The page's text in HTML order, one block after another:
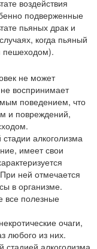
воздействия
подверженные
пьяных драк и
когда пьяный
пешеходом).
не может
воспринимает
поведением, что
и повреждений,
алкоголизма
имеет свои
ней отмечается
в организме.
все полезные
очаги,
любого из них.
стадией алкоголизма